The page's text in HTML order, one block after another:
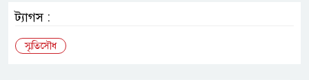
ট্যাগস :
স্মৃতিসৌধ